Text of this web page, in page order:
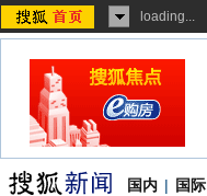
loading...
国内 | 国际